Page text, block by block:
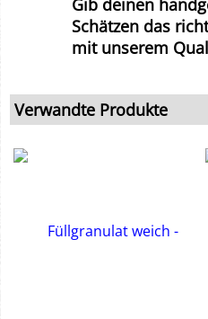
Schätzen das
mit unserem
Verwandte Produkte